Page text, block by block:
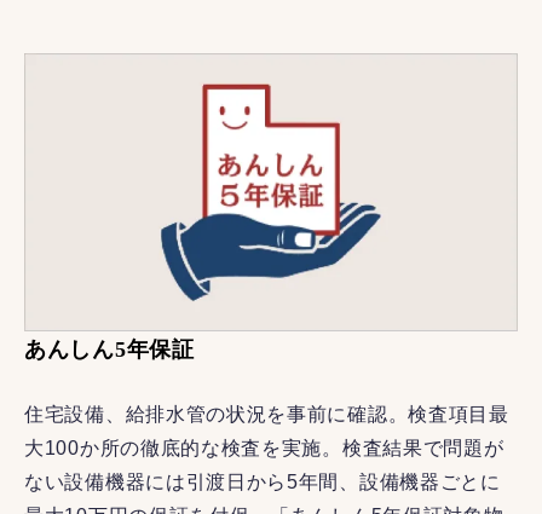
あんしん5年保証
住宅設備、給排水管の状況を事前に確認。検査項目最
大100か所の徹底的な検査を実施。検査結果で問題が
ない設備機器には引渡日から5年間、設備機器ごとに